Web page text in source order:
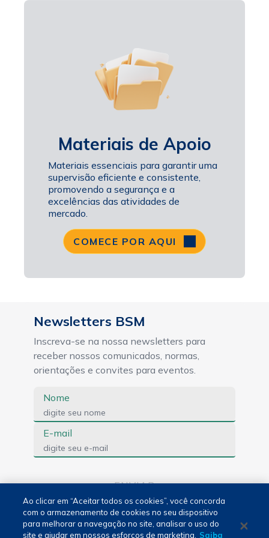
Materiais de Apoio
Materiais essenciais para garantir uma
supervisão eficiente e consistente,
promovendo a segurança e a
excelências das atividades de
mercado.
COMECE POR AQUI
Newsletters BSM
Inscreva-se na nossa newsletters para
receber nossos comunicados, normas,
orientações e convites para eventos.
Nome
E-mail
ENVIAR
Português - PT
Ao clicar em “Aceitar todos os cookies”, você concorda
com o armazenamento de cookies no seu dispositivo
para melhorar a navegação no site, analisar o uso do
site e ajudar em nossos esforços de marketing.
Saiba